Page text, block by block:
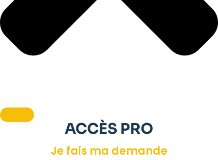
ACCÈS PRO
Je fais ma demande